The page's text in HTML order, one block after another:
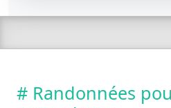
# Randonnées